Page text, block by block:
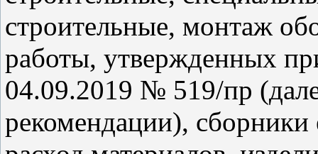
строительные, монтаж
работы, утвержденных
04.09.2019 № 519/пр
рекомендации),